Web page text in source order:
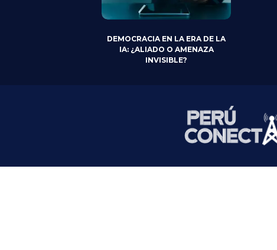
DEMOCRACIA EN LA ERA DE LA
IA: ¿ALIADO O AMENAZA
INVISIBLE?